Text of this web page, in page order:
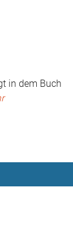
in dem Buch